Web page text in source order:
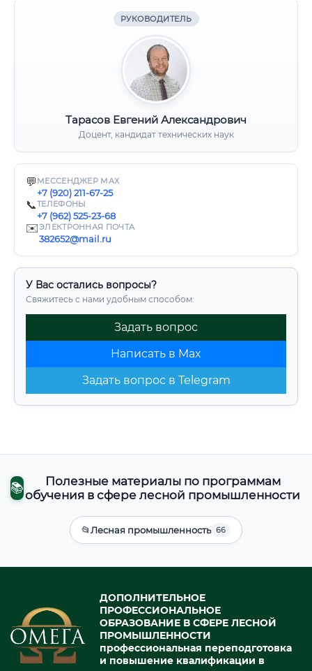
РУКОВОДИТЕЛЬ
Тарасов Евгений Александрович
Доцент, кандидат технических наук
💬 МЕССЕНДЖЕР MAX
+7 (920) 211-67-25
📞ТЕЛЕФОНЫ
+7 (962) 525-23-68
✉️ЭЛЕКТРОННАЯ ПОЧТА
382652@mail.ru
У Вас остались вопросы?
Свяжитесь с нами удобным способом:
Задать вопрос
Написать в Max
Задать вопрос в Telegram
📚
Полезные материалы по программам
обучения в сфере лесной промышленности
📂Лесная промышленность 66
ДОПОЛНИТЕЛЬНОЕ
ПРОФЕССИОНАЛЬНОЕ
ОБРАЗОВАНИЕ В СФЕРЕ ЛЕСНОЙ
ПРОМЫШЛЕННОСТИ
профессиональная переподготовка
и повышение квалификации в